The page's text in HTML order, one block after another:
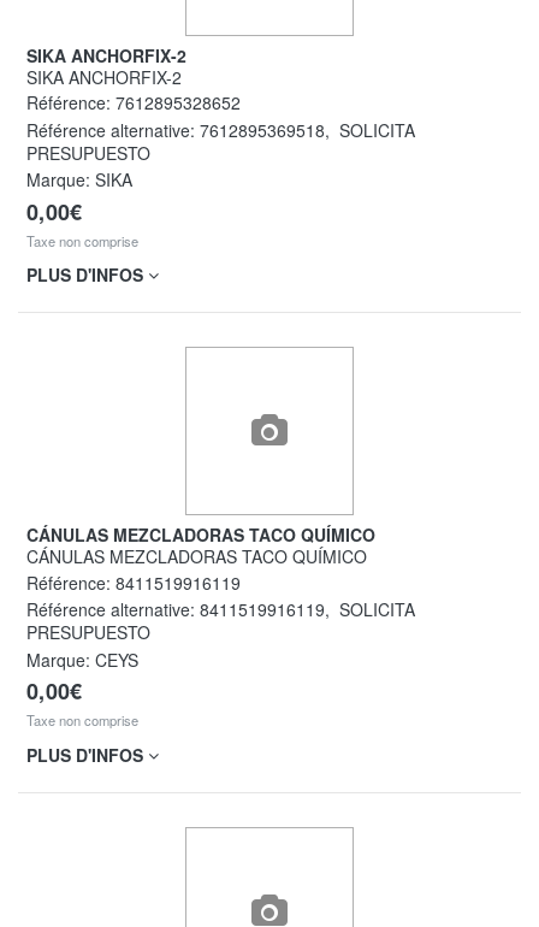
SIKA ANCHORFIX-2
SIKA ANCHORFIX-2
Référence: 7612895328652
Référence alternative: 7612895369518, SOLICITA
PRESUPUESTO
Marque: SIKA
0,00€
Taxe non comprise
PLUS D'INFOS
CÁNULAS MEZCLADORAS TACO QUÍMICO
CÁNULAS MEZCLADORAS TACO QUÍMICO
Référence: 8411519916119
Référence alternative: 8411519916119, SOLICITA
PRESUPUESTO
Marque: CEYS
0,00€
Taxe non comprise
PLUS D'INFOS